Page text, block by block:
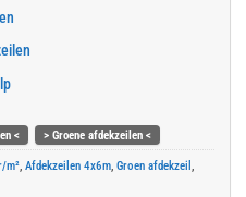
<
> Groene afdekzeilen <
m² Afdekzeilen 4x6m Groen afdekzeil